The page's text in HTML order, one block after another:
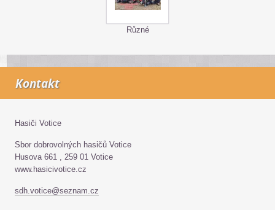
Různé
Kontakt
Hasiči Votice
Sbor dobrovolných hasičů Votice
Husova 661 , 259 01 Votice
www.hasicivotice.cz
sdh.votice@seznam.cz